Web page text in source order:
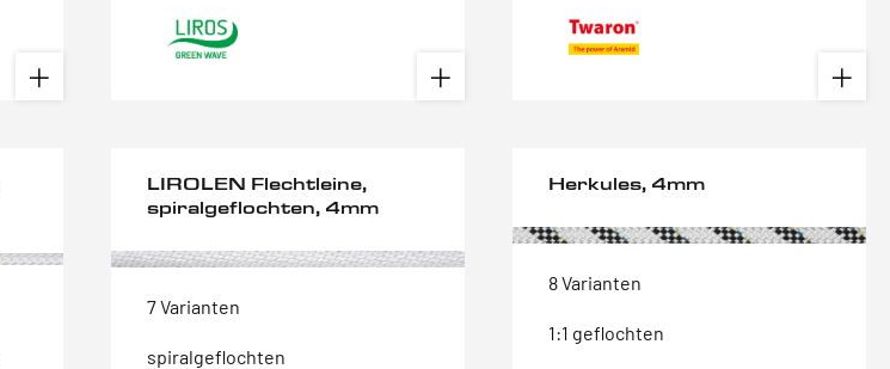
LIROLEN Flechtleine,
spiralgeflochten, 4mm
7 Varianten
spiralgeflochten
Herkules, 4mm
8 Varianten
1:1 geflochten